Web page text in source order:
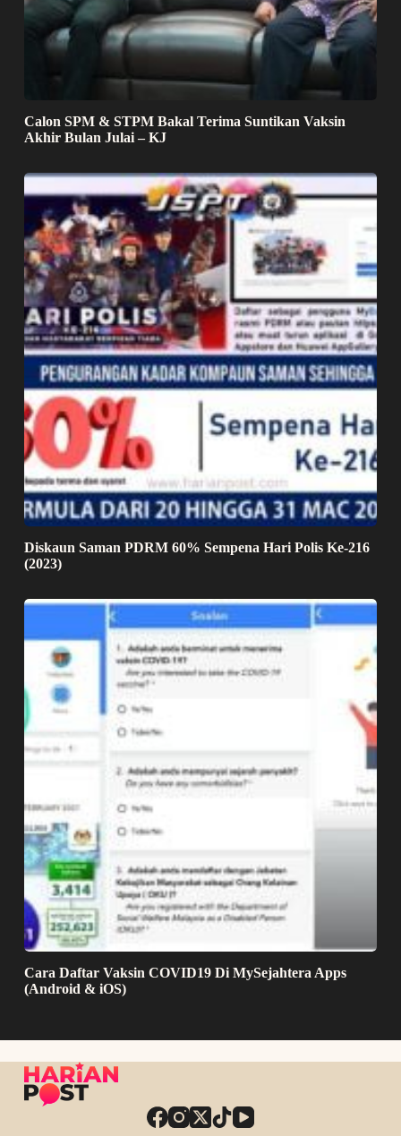
Calon SPM & STPM Bakal Terima Suntikan Vaksin
Akhir Bulan Julai – KJ
Diskaun Saman PDRM 60% Sempena Hari Polis Ke-216
(2023)
Cara Daftar Vaksin COVID19 Di MySejahtera Apps
(Android & iOS)